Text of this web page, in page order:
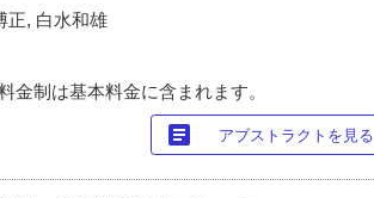
正, 白水和雄
金制は基本料金に含まれます。
article アブストラクトを見る